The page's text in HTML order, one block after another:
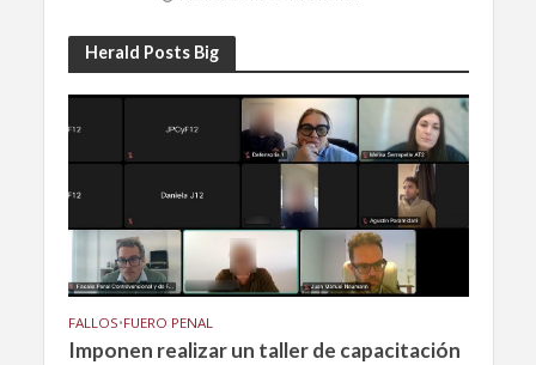
Herald Posts Big
FALLOS•FUERO PENAL
Imponen realizar un taller de capacitación